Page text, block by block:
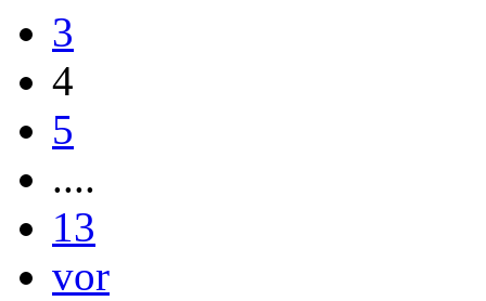
3
4
5
....
13
vor